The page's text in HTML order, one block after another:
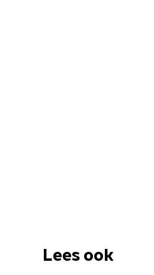
Lees ook